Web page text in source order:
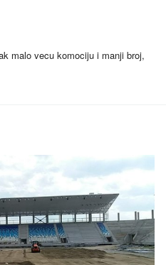
malo vecu komociju i manji broj,